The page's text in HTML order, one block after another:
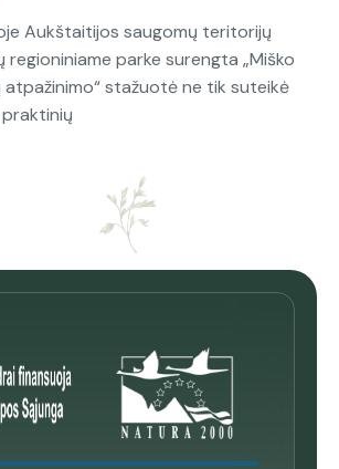
Aukštaitijos saugomų teritorijų
regioniniame parke surengta „Miško
atpažinimo“ stažuotė ne tik suteikė